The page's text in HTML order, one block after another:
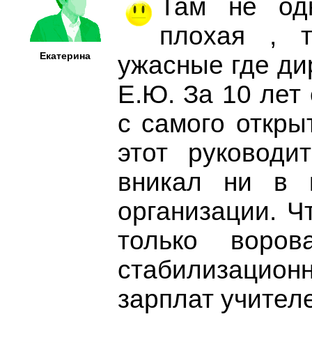
Екатерина
Там не
плохая ,
ужасные где
Е.Ю. За 10 лет
с самого
этот
вникал ни в
организации.
только
зарплат